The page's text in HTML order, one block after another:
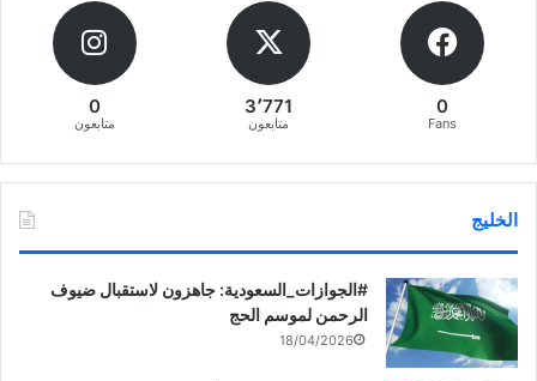
0
Fans
3٬771
متابعون
0
متابعون
الخليج
‏‎#الجوازات_السعودية: جاهزون لاستقبال ضيوف
الرحمن لموسم الحج
18/04/2026